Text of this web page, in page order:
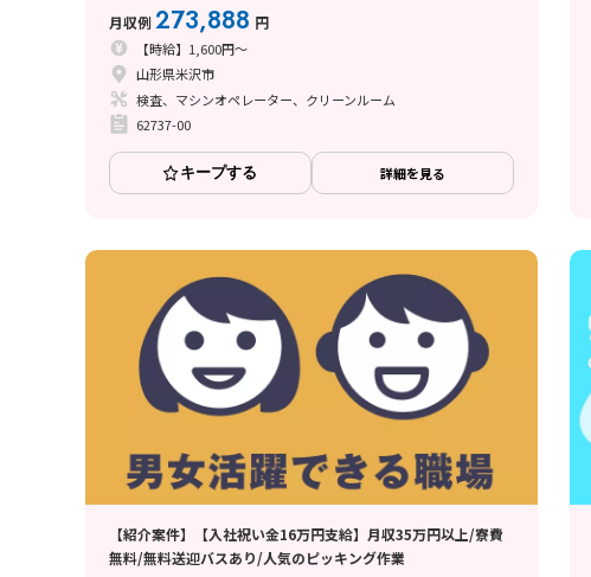
月収例273,888 円
【時給】1,600円～
山形県米沢市
検査、マシンオペレーター、クリーンルーム
62737-00
キープする 詳細を見る
【紹介案件】【入社祝い金16万円支給】月収35万円以上/寮費
無料/無料送迎バスあり/人気のピッキング作業